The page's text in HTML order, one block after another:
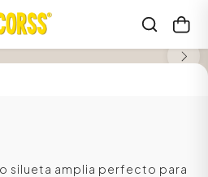
silueta amplia perfecto para